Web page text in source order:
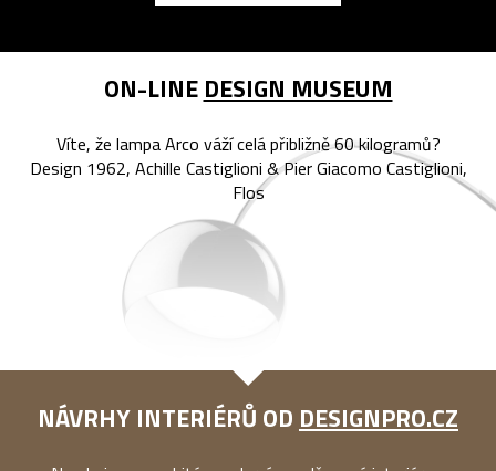
ON-LINE DESIGN MUSEUM
Víte, že lampa Arco váží celá přibližně 60 kilogramů?
Design 1962, Achille Castiglioni & Pier Giacomo Castiglioni,
Flos
NÁVRHY INTERIÉRŮ OD DESIGNPRO.CZ